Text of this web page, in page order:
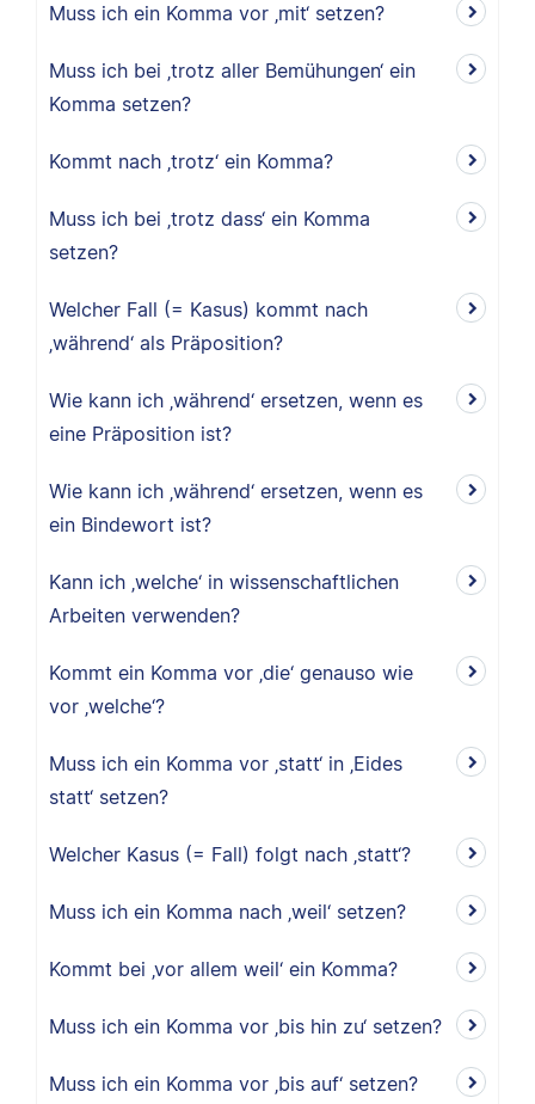
Muss ich ein Komma vor ‚mit‘ setzen?
Muss ich bei ‚trotz aller Bemühungen‘ ein
Komma setzen?
Kommt nach ‚trotz‘ ein Komma?
Muss ich bei ‚trotz dass‘ ein Komma
setzen?
Welcher Fall (= Kasus) kommt nach
‚während‘ als Präposition?
Wie kann ich ‚während‘ ersetzen, wenn es
eine Präposition ist?
Wie kann ich ‚während‘ ersetzen, wenn es
ein Bindewort ist?
Kann ich ‚welche‘ in wissenschaftlichen
Arbeiten verwenden?
Kommt ein Komma vor ‚die‘ genauso wie
vor ‚welche‘?
Muss ich ein Komma vor ‚statt‘ in ‚Eides
statt‘ setzen?
Welcher Kasus (= Fall) folgt nach ‚statt‘?
Muss ich ein Komma nach ‚weil‘ setzen?
Kommt bei ‚vor allem weil‘ ein Komma?
Muss ich ein Komma vor ‚bis hin zu‘ setzen?
Muss ich ein Komma vor ‚bis auf‘ setzen?